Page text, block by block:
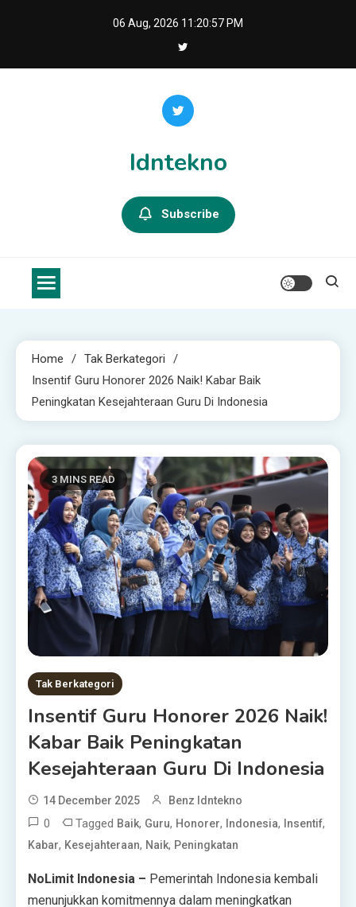
06 Aug, 2026 11:20:58 PM
Idntekno
Subscribe
Home
Tak Berkategori
Insentif Guru Honorer 2026 Naik! Kabar Baik
Peningkatan Kesejahteraan Guru Di Indonesia
3 MINS READ
Tak Berkategori
Insentif Guru Honorer 2026 Naik!
Kabar Baik Peningkatan
Kesejahteraan Guru Di Indonesia
14 December 2025 Benz Idntekno
0 Tagged Baik, Guru, Honorer, Indonesia, Insentif,
Kabar, Kesejahteraan, Naik, Peningkatan
NoLimit Indonesia – Pemerintah Indonesia kembali
menunjukkan komitmennya dalam meningkatkan